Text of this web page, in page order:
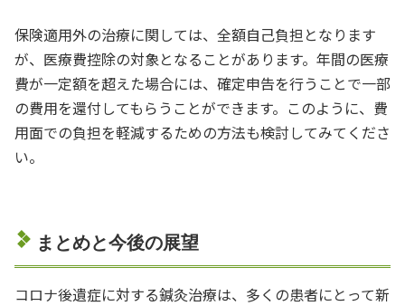
保険適用外の治療に関しては、全額自己負担となります
が、医療費控除の対象となることがあります。年間の医療
費が一定額を超えた場合には、確定申告を行うことで一部
の費用を還付してもらうことができます。このように、費
用面での負担を軽減するための方法も検討してみてくださ
い。
まとめと今後の展望
コロナ後遺症に対する鍼灸治療は、多くの患者にとって新